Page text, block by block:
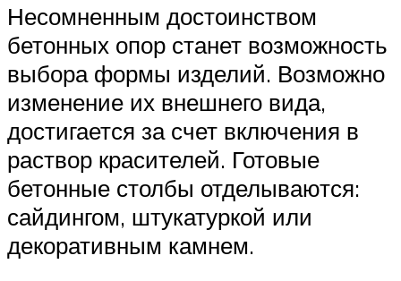
Несомненным достоинством
бетонных опор станет возможность
выбора формы изделий. Возможно
изменение их внешнего вида,
достигается за счет включения в
раствор красителей. Готовые
бетонные столбы отделываются:
сайдингом, штукатуркой или
декоративным камнем.